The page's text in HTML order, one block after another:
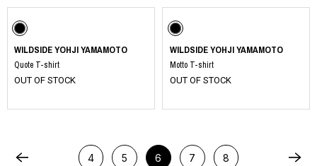
WILDSIDE YOHJI YAMAMOTO
Quote T-shirt
OUT OF STOCK
WILDSIDE YOHJI YAMAMOTO
Motto T-shirt
OUT OF STOCK
4 5 6 7 8